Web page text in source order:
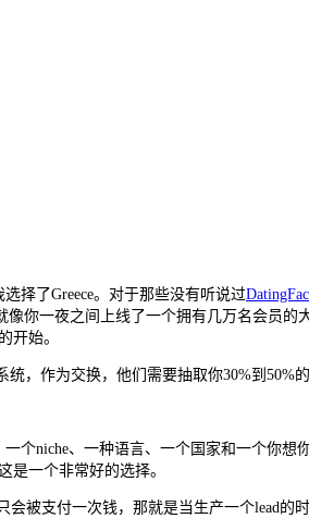
择了Greece。对于那些没有听说过
你一夜之间上线了一个拥有几万名会员的
开始。
，作为交换，他们需要抽取你30%到50%
个niche、一种语言、一个国家和一个你
是一个非常好的选择。
被支付一次钱，那就是当生产一个lead的时